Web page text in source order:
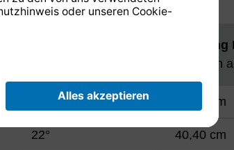
Steigung
bezogen
36,40 cm
22° 40,40 cm